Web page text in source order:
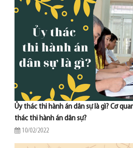
Ủy thác thi hành án dân sự là gì? Cơ
thác thi hành án dân sự?
10/02/2022